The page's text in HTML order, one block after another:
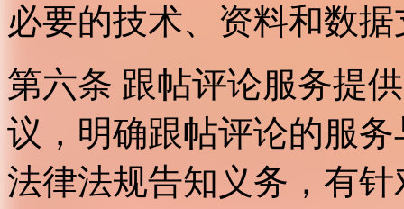
必要的技术、资料和数
第六条 跟帖评论服务提
议，明确跟帖评论的服
法律法规告知义务，有